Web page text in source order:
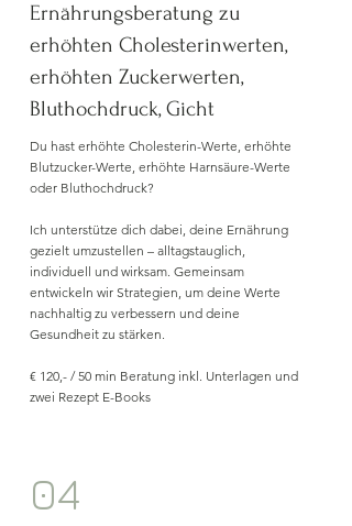
Ernährungsberatung zu
erhöhten Cholesterinwerten,
erhöhten Zuckerwerten,
Bluthochdruck, Gicht
Du hast erhöhte Cholesterin-Werte, erhöhte
Blutzucker-Werte, erhöhte Harnsäure-Werte
oder Bluthochdruck?
Ich unterstütze dich dabei, deine Ernährung
gezielt umzustellen – alltagstauglich,
individuell und wirksam. Gemeinsam
entwickeln wir Strategien, um deine Werte
nachhaltig zu verbessern und deine
Gesundheit zu stärken.
€ 120,- / 50 min Beratung inkl. Unterlagen und
zwei Rezept E-Books
04